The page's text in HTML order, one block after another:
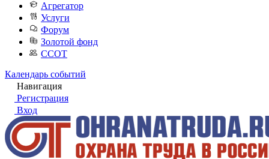
Агрегатор
Услуги
Форум
Золотой фонд
ССОТ
Календарь событий
Навигация
Регистрация
Вход